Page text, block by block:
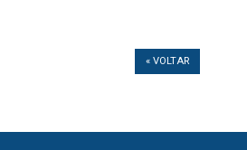
« VOLTAR